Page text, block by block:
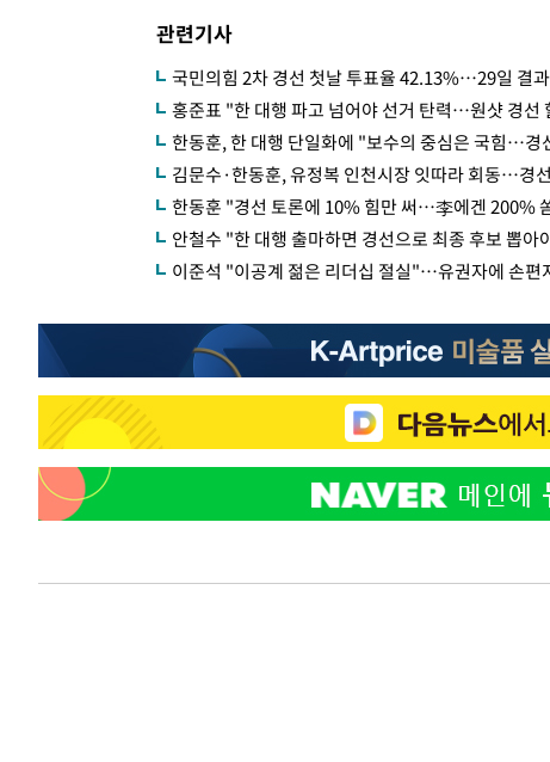
관련기사
국민의힘 2차 경선 첫날 투표율 42.13%…29일 결
홍준표 "한 대행 파고 넘어야 선거 탄력…원샷 경선
한동훈, 한 대행 단일화에 "보수의 중심은 국힘…경
김문수·한동훈, 유정복 인천시장 잇따라 회동…경
한동훈 "경선 토론에 10% 힘만 써…李에겐 200%
안철수 "한 대행 출마하면 경선으로 최종 후보 뽑
이준석 "이공계 젊은 리더십 절실"…유권자에 손편